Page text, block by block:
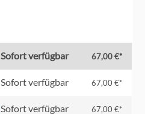
Sofort verfügbar 67,00 €*
Sofort verfügbar 67,00 €*
Sofort verfügbar 67,00 €*